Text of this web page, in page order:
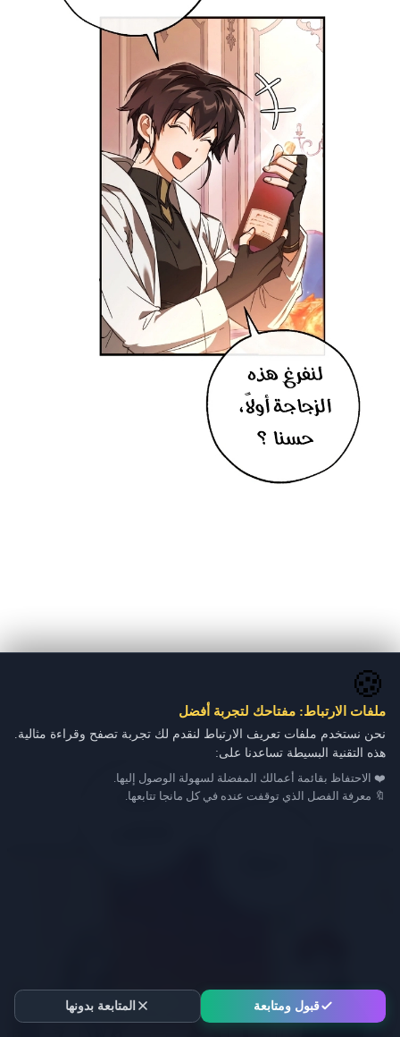
🍪
ملفات الارتباط: مفتاحك لتجربة أفضل
نحن نستخدم ملفات تعريف الارتباط لنقدم لك تجربة تصفح وقراءة مثالية.
هذه التقنية البسيطة تساعدنا على:
❤️ الاحتفاظ بقائمة أعمالك المفضلة لسهولة الوصول إليها.
🔖 معرفة الفصل الذي توقفت عنده في كل مانجا تتابعها.
قبول ومتابعة المتابعة بدونها